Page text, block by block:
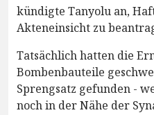
kündigte Tanyolu an,
Akteneinsicht zu
Tatsächlich hatten die
Bombenbauteile
Sprengsatz gefunden -
noch in der Nähe der